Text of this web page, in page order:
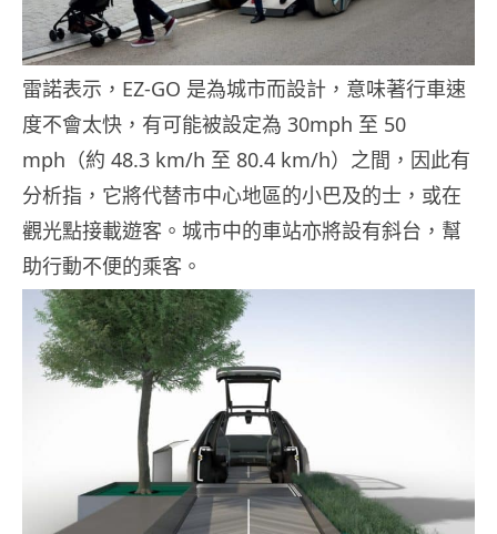
雷諾表示，EZ-GO 是為城市而設計，意味著行車速
度不會太快，有可能被設定為 30mph 至 50
mph（約 48.3 km/h 至 80.4 km/h）之間，因此有
分析指，它將代替市中心地區的小巴及的士，或在
觀光點接載遊客。城市中的車站亦將設有斜台，幫
助行動不便的乘客。